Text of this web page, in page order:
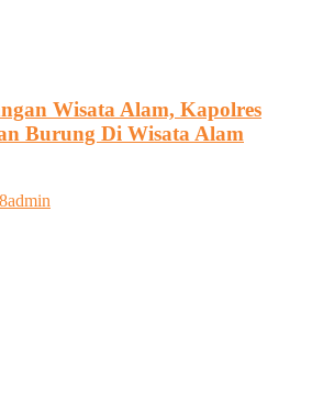
Wisata Alam, Kapolres
Burung Di Wisata Alam
admin